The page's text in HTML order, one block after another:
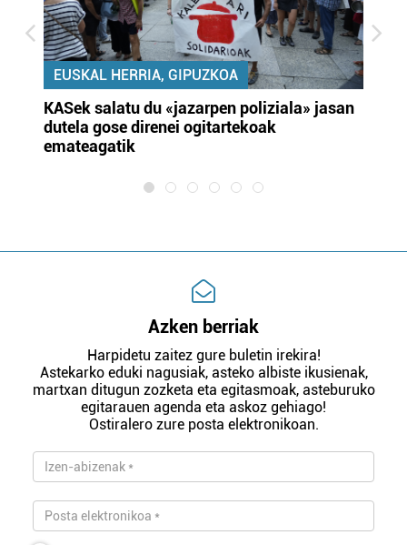
EUSKAL HERRIA, GIPUZKOA
KASek salatu du «jazarpen poliziala» jasan
dutela gose direnei ogitartekoak
emateagatik
Azken berriak
Harpidetu zaitez gure buletin irekira!
Astekarko eduki nagusiak, asteko albiste ikusienak,
martxan ditugun zozketa eta egitasmoak, asteburuko
egitarauen agenda eta askoz gehiago!
Ostiralero zure posta elektronikoan.